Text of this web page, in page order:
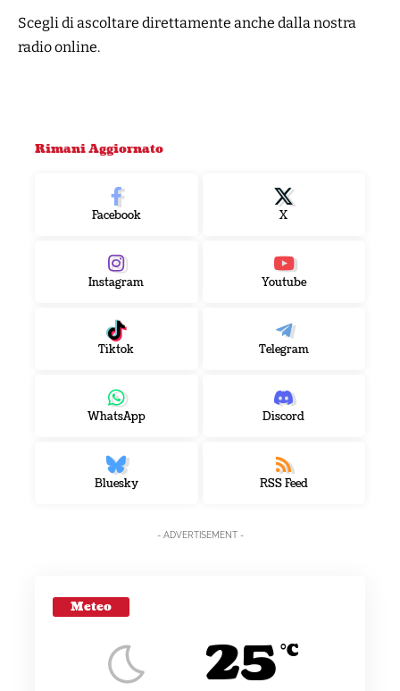
Scegli di ascoltare direttamente anche dalla nostra
radio online.
Rimani Aggiornato
Facebook X
Instagram Youtube
Tiktok Telegram
WhatsApp Discord
Bluesky RSS Feed
- ADVERTISEMENT -
Meteo
25 °C